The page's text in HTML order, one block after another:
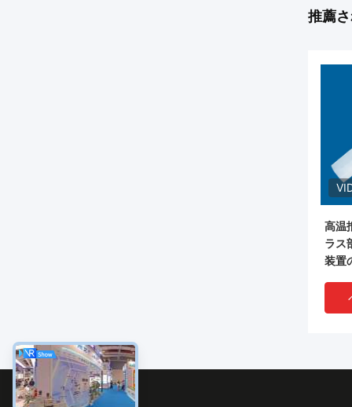
推薦
高温
ラス
装置